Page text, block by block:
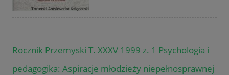
Rocznik Przemyski T. XXXV 1999 z. 1 Psychologia i
pedagogika: Aspiracje młodzieży niepełnosprawnej